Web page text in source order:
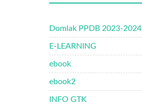
Domlak PPDB 2023-2024
E-LEARNING
ebook
ebook2
INFO GTK